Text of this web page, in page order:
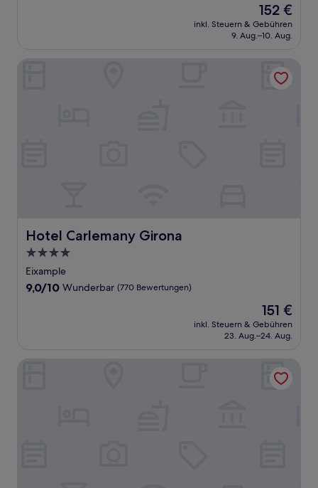
Der
Preis
beträgt
152 €
inkl. Steuern & Gebühren
9. Aug.–10. Aug.
Hotel Carlemany Girona
Hotel Carlemany Girona
4.0-
Sterne-
Unterkunft
Eixample
9.0
9,0/10 Wunderbar (770 Bewertungen)
Der
Preis
beträgt
151 €
inkl. Steuern & Gebühren
23. Aug.–24. Aug.